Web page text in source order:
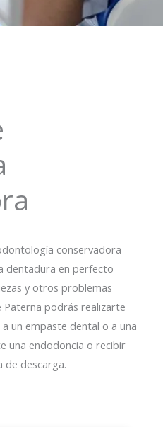
conservadora
dentadura en perfecto
y otros problemas
Paterna podrás realizarte
un empaste dental o a una
una endodoncia o recibir
de descarga.